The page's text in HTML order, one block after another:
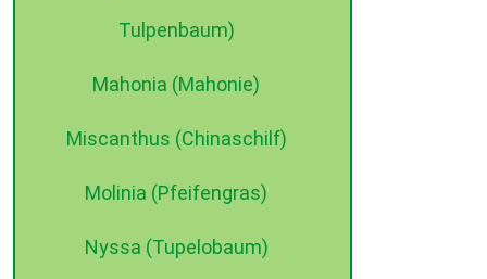
Tulpenbaum)
Mahonia (Mahonie)
Miscanthus (Chinaschilf)
Molinia (Pfeifengras)
Nyssa (Tupelobaum)